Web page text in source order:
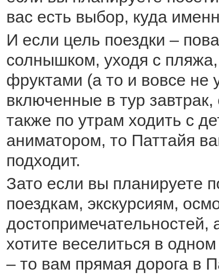
вас есть выбор, куда
И если цель поездки –
солнышком, уходя с пляжа,
фруктами (а то и вовсе не
включенные в тур
также по утрам ходить с
аниматором, то Паттайя
подходит.
Зато если вы планируете
поездкам, экскурсиям,
достопримечательностей,
хотите веселиться в
– то вам прямая дорога в